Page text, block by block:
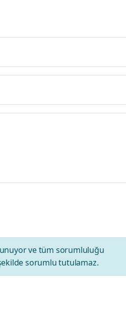
ve tüm sorumluluğu
sorumlu tutulamaz.